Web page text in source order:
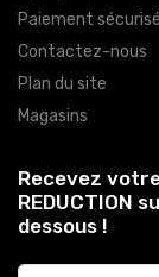
Paiement sécurisé
Contactez-nous
Plan du site
Magasins
Recevez
REDUCTION
dessous !